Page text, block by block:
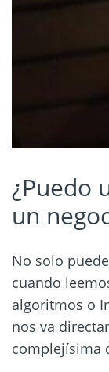
¿Puedo
un
No solo
cuando
algoritmos o
nos va
complejísima